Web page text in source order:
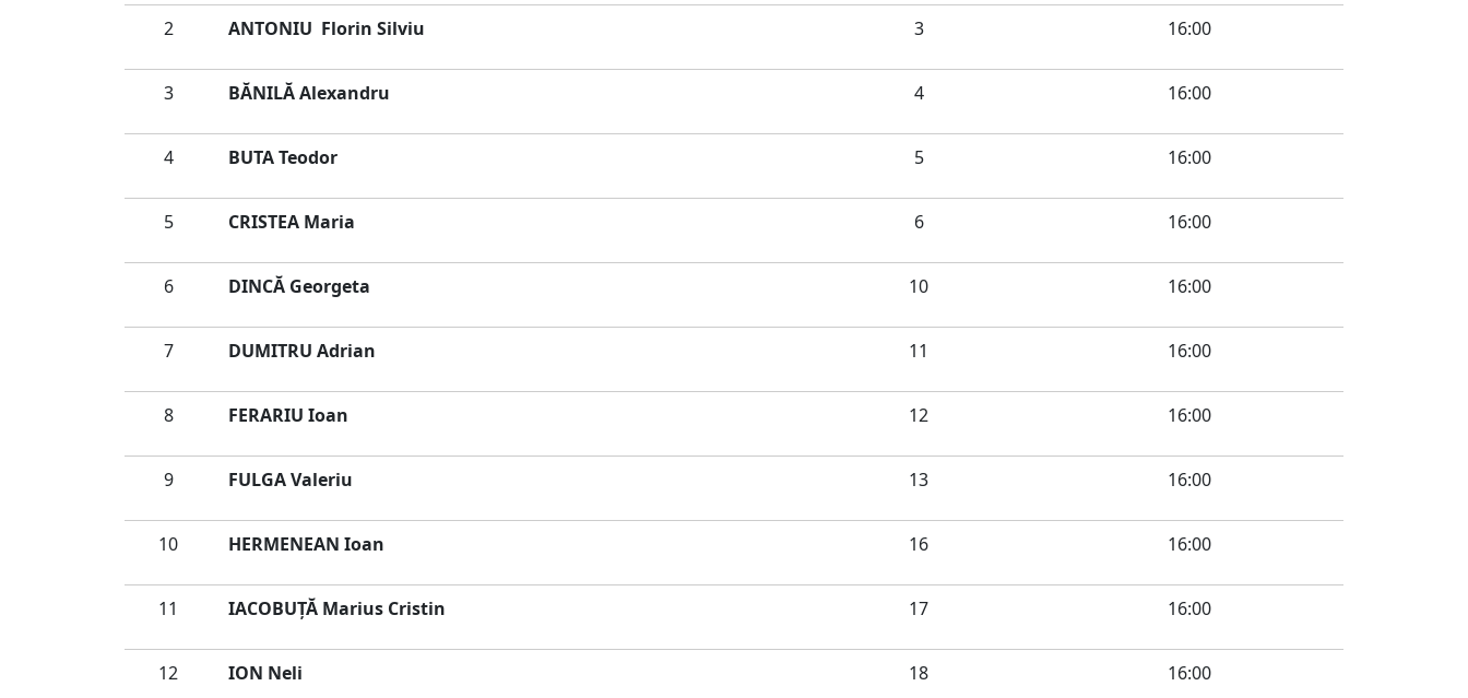
2 ANTONIU Florin Silviu 3 16:00
3 BĂNILĂ Alexandru 4 16:00
4 BUTA Teodor 5 16:00
5 CRISTEA Maria 6 16:00
6 DINCĂ Georgeta 10 16:00
7 DUMITRU Adrian 11 16:00
8 FERARIU Ioan 12 16:00
9 FULGA Valeriu 13 16:00
10 HERMENEAN Ioan 16 16:00
11 IACOBUȚĂ Marius Cristin 17 16:00
12 ION Neli 18 16:00